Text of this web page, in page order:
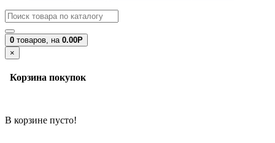
0 товаров, на 0.00Р
×
Корзина покупок
В корзине пусто!